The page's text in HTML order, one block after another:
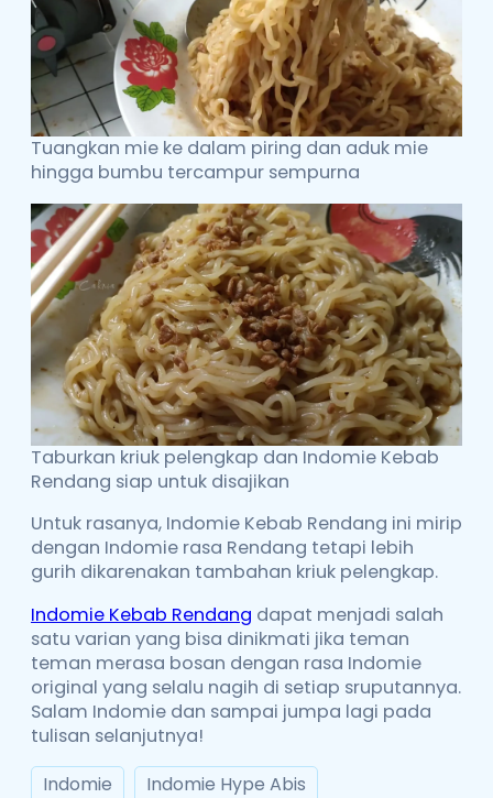
Tuangkan mie ke dalam piring dan aduk mie
hingga bumbu tercampur sempurna
Taburkan kriuk pelengkap dan Indomie Kebab
Rendang siap untuk disajikan
Untuk rasanya, Indomie Kebab Rendang ini mirip
dengan Indomie rasa Rendang tetapi lebih
gurih dikarenakan tambahan kriuk pelengkap.
Indomie Kebab Rendang dapat menjadi salah
satu varian yang bisa dinikmati jika teman
teman merasa bosan dengan rasa Indomie
original yang selalu nagih di setiap sruputannya.
Salam Indomie dan sampai jumpa lagi pada
tulisan selanjutnya!
Indomie
Indomie Hype Abis